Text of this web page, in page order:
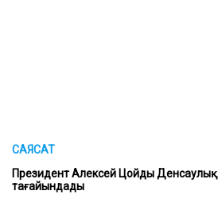
САЯСАТ
Президент Алексей Цойды Денсаулық
тағайындады